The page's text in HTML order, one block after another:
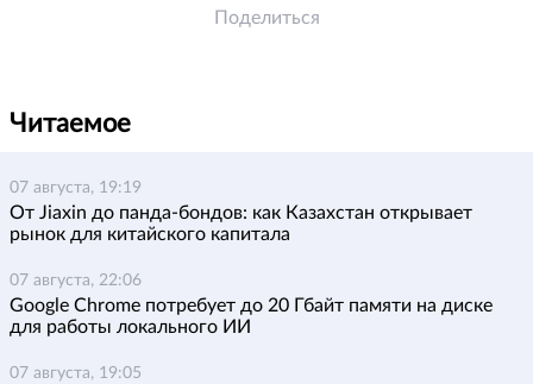
Поделиться
Читаемое
07 августа, 19:19
От Jiaxin до панда-бондов: как Казахстан открывает
рынок для китайского капитала
07 августа, 22:06
Google Chrome потребует до 20 Гбайт памяти на диске
для работы локального ИИ
07 августа, 19:05